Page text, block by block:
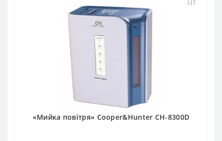
«Мийка повітря» Cooper&Hunter СH-8300D